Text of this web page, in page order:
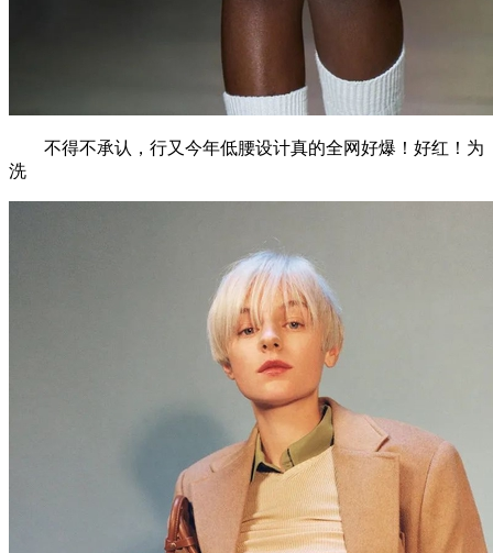
不得不承认，行又今年低腰设计真的全网好爆！好红！为
洗